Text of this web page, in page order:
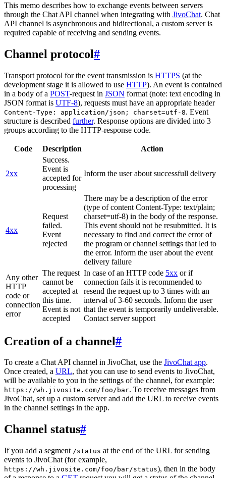
This memo describes how to exchange events between servers
through the Chat API channel when integrating with JivoChat. Chat
API channel is asynchronous and bidirectional, a custom server is
required capable of receiving and sending events.
Channel protocol#
Transport protocol for the event transmission is HTTPS (at the
development stage it is allowed to use HTTP). An event is contained
in a body of a POST-request in JSON format (note: text encoding in
JSON format is UTF-8), requests must have an appropriate header
Content-Type: application/json; charset=utf-8. Event
structure is described further. Response options are divided into 3
groups according to the HTTP-response code.
Code Description Action
2xx
Success.
Event is
accepted for
processing
Inform the user about successfull delivery
4xx
Request
failed.
Event
rejected
There may be a description of the error
(type of content Content-Type: text/plain;
charset=utf-8) in the body of the response.
This event should not be resubmitted. It is
necessary to find and correct the error of
the program or channel settings that led to
the error. Inform the user about the event
delivery failure
Any other
HTTP
code or
connection
error
The request
cannot be
accepted at
this time.
Event is not
accepted
In case of an HTTP code 5xx or if
connection fails it is recommended to
resend the request up to 3 times with an
interval of 3-60 seconds. Inform the user
that the event is temporarily undeliverable.
Contact server support
Creation of a channel#
To create a Chat API channel in JivoChat, use the JivoChat app.
Once created, a URL, that you can use to send events to JivoChat,
will be available to you in the settings of the channel, for example:
https://wh.jivosite.com/foo/bar. To receive messages from
JivoChat, set up a custom server and add the URL to receive events
in the channel settings in the app.
Channel status#
If you add a segment /status at the end of the URL for sending
events to JivoChat (for example,
https://wh.jivosite.com/foo/bar/status), then in the body